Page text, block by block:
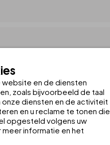
website en de diensten
zoals bijvoorbeeld de taal
diensten en de activiteit
en u reclame te tonen die
opgesteld volgens uw
informatie en het